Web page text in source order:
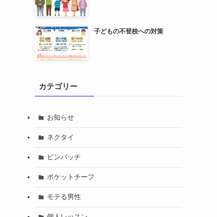
子どもの不登校への対策
カテゴリー
お知らせ
ネクタイ
ピンバッチ
ポケットチーフ
モテる男性